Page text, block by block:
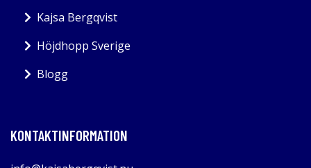
Kajsa Bergqvist
Höjdhopp Sverige
Blogg
KONTAKTINFORMATION